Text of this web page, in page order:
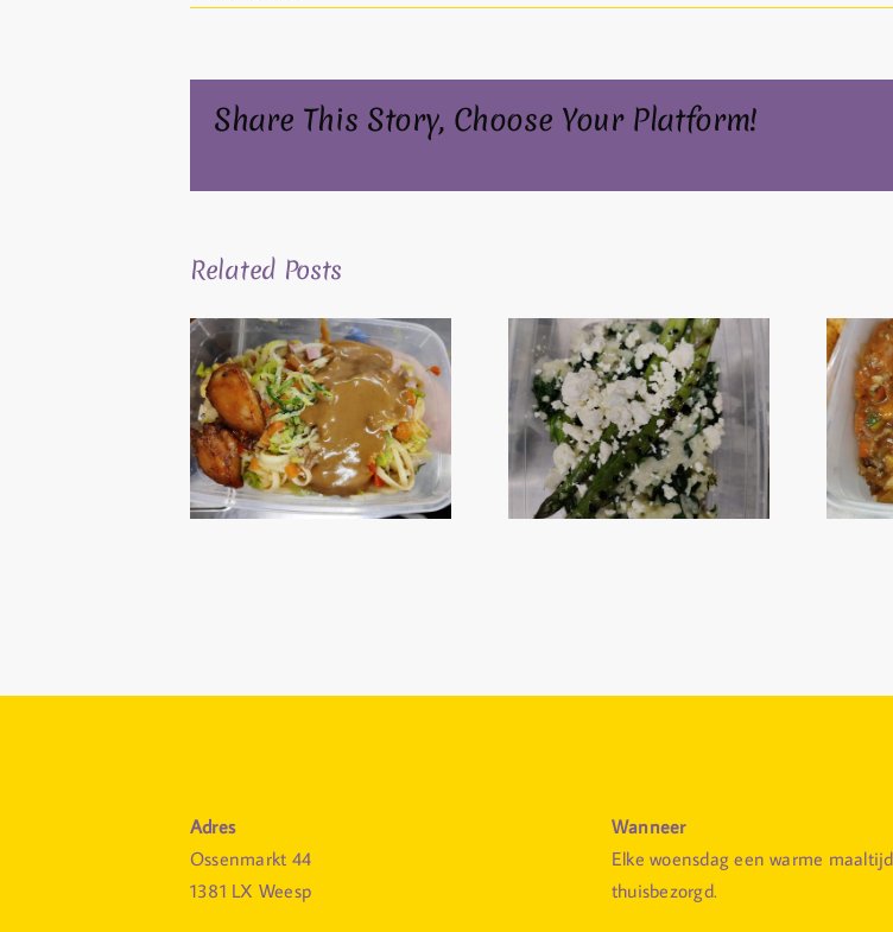
Share This Story, Choose Your Platform!
Related Posts
Adres
Ossenmarkt 44
1381 LX Weesp
Wanneer
Elke woensdag een warme maaltijd
thuisbezorgd.